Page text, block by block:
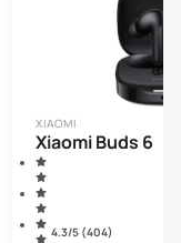
XIAOMI
Xiaomi Buds 6
4.3/5 (404)